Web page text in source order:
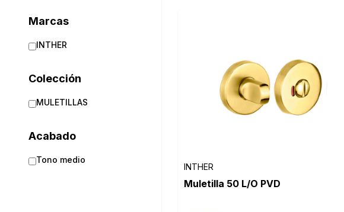
Marcas
INTHER
Colección
MULETILLAS
Acabado
Tono medio
INTHER
Muletilla 50 L/O PVD